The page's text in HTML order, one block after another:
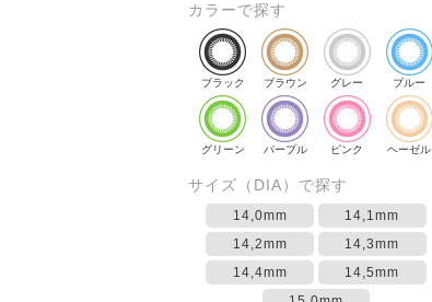
カラーで探す
ブラック ブラウン グレー ブルー
グリーン パープル ピンク ヘーゼル
サイズ（DIA）で探す
14,0mm
14,1mm
14,2mm
14,3mm
14,4mm
14,5mm